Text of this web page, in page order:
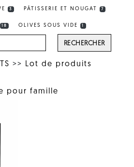
3 PÂTISSERIE ET NOUGAT 7
18 OLIVES SOUS VIDE
RECHERCHER
>>
Lot de produits
pour famille